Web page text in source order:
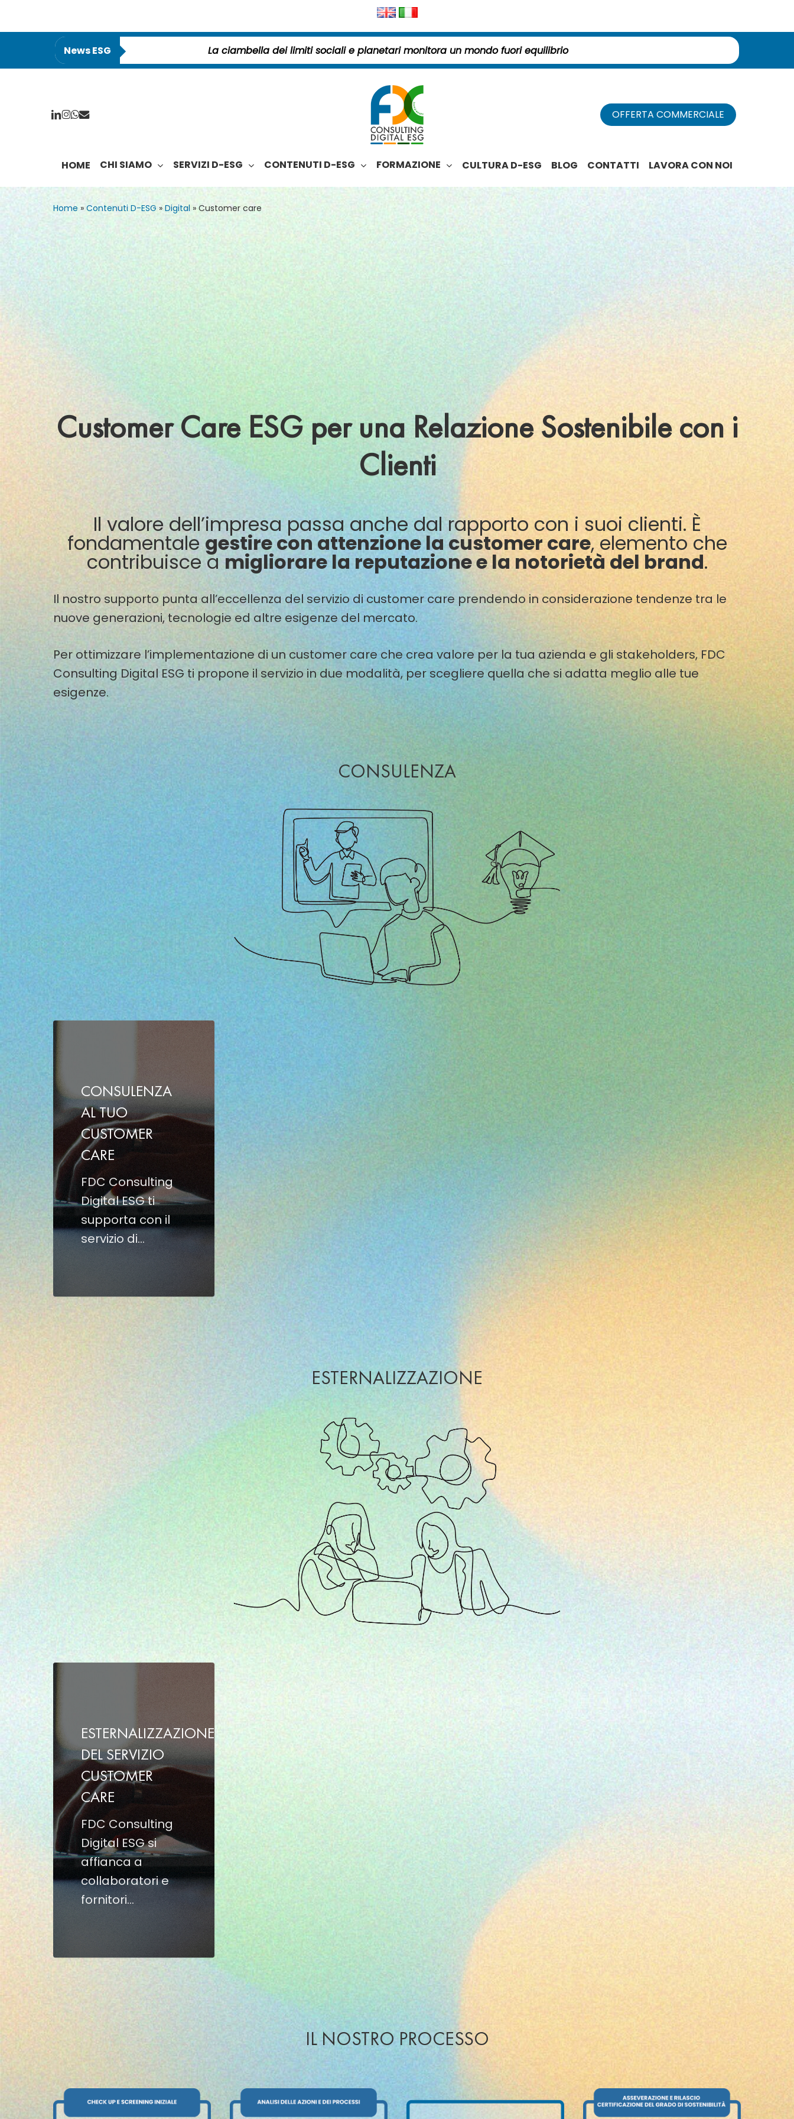
to
content
News ESG Sbti lancia primo standard per la finanza
linkedin
instagram
whatsapp
email OFFERTA COMMERCIALE
HOME CHI SIAMO SERVIZI D-ESG CONTENUTI D-ESG FORMAZIONE CULTURA D-ESG BLOG CONTATTI LAVORA CON NOI
Home » Contenuti D-ESG » Digital » Customer care
Customer Care ESG per una Relazione Sostenibile con i
Clienti
Il valore dell’impresa passa anche dal rapporto con i suoi clienti. È
fondamentale gestire con attenzione la customer care, elemento che
contribuisce amigliorare la reputazione e la notorietà del brand.
Il nostro supporto punta all’eccellenza del servizio di customer care prendendo in considerazione tendenze tra le
nuove generazioni, tecnologie ed altre esigenze del mercato.
Per ottimizzare l’implementazione di un customer care che crea valore per la tua azienda e gli stakeholders, FDC
Consulting Digital ESG ti propone il servizio in due modalità, per scegliere quella che si adatta meglio alle tue
esigenze.
CONSULENZA
CONSULENZA
CUSTOMER
CARE
CONSULENZA
AL TUO
CUSTOMER
CARE
FDC Consulting
Digital ESG ti
supporta con il
servizio di…
ESTERNALIZZAZIONE
ESTERNALIZZAZIONE
CUSTOMER
CARE
ESTERNALIZZAZIONE
DEL SERVIZIO
CUSTOMER
CARE
FDC Consulting
Digital ESG si
affianca a
collaboratori e
fornitori…
IL NOSTRO PROCESSO
Percorso
certificazione